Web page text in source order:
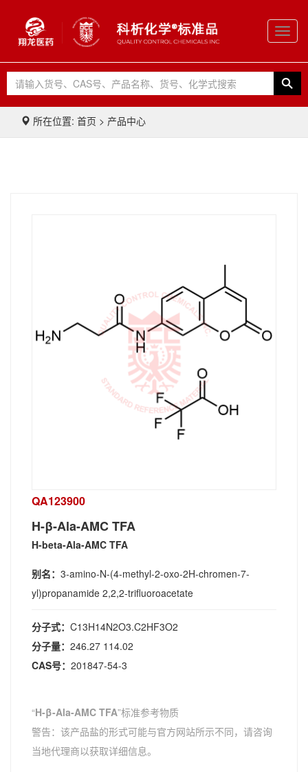
所在位置: 首页 > 产品中心
QA123900
H-β-Ala-AMC TFA
H-beta-Ala-AMC TFA
别名： 3-amino-N-(4-methyl-2-oxo-2H-chromen-7-
yl)propanamide 2,2,2-trifluoroacetate
分子式： C13H14N2O3.C2HF3O2
分子量： 246.27 114.02
CAS号： 201847-54-3
“H-β-Ala-AMC TFA”标准参考物质
警告：该产品盐的形式可能与官方网站所示不同，请咨询
当地代理商以获取详细信息。